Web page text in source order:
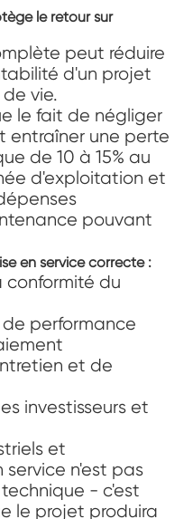
le retour sur
peut réduire
d'un projet
vie.
le fait de négliger
entraîner une perte
de 10 à 15% au
d'exploitation et
pouvant
en service correcte :
du
performance
et de
investisseurs et
et
service n'est pas
- c'est
le projet produira